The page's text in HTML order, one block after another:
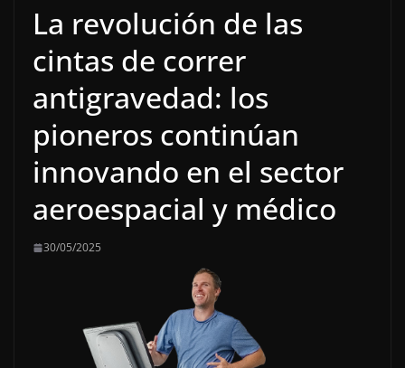
La revolución de las
cintas de correr
antigravedad: los
pioneros continúan
innovando en el sector
aeroespacial y médico
30/05/2025